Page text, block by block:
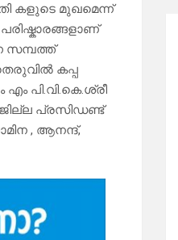
കളുടെ മുഖമെന്ന്
സമ്പത്ത്
കപ്പ
പി.വി.കെ.ശ്രീ
പ്രസിഡണ്ട്
, ആനന്ദ്,